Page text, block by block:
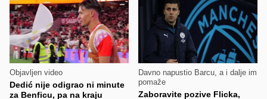
Objavljen video
Dedić nije odigrao ni minute
za Benficu, pa na kraju
Davno napustio Barcu, a i dalje im
pomaže
Zaboravite pozive Flicka,